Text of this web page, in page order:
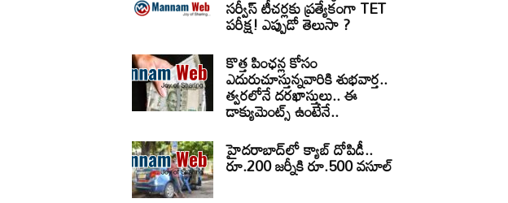
సర్వీస్ టీచర్లకు ప్రత్యేకంగా TET
పరీక్ష! ఎప్పుడో తెలుసా ?
కొత్త పింఛన్ల కోసం
ఎదురుచూస్తున్నవారికి శుభవార్త..
త్వరలోనే దరఖాస్తులు.. ఈ
డాక్యుమెంట్స్ ఉంటేనే..
హైదరాబాద్‌లో క్యాబ్‌ దోపిడీ..
రూ.200 జర్నీకి రూ.500 వసూల్